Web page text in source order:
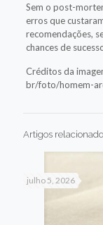
Sem o post-
erros que
recomendações,
chances de
Créditos da
br/foto/homem-
Artigos
julho 5, 2026